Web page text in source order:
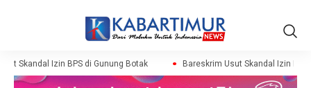
Skandal Izin BPS di Gunung Botak Bareskrim Usut Skandal Izin BPS